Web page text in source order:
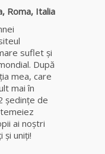
vrăjitoare
de magie
Vanessa
Clarvăzătoarea
Vrăjitoarea
Roma, Italia
suflet și
După
mea, care
mai în
şedinţe de
ai noştri
şi uniţi!